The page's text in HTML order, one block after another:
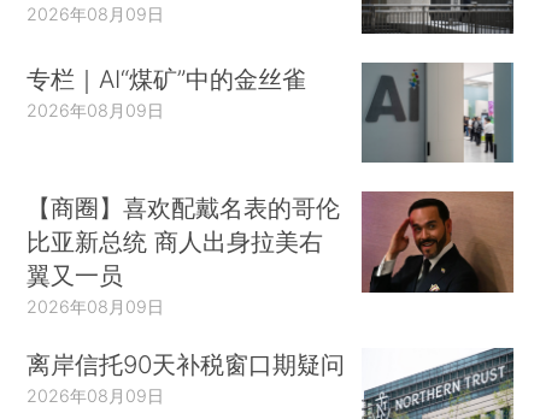
2026年08月09日
专栏｜AI“煤矿”中的金丝雀
2026年08月09日
【商圈】喜欢配戴名表的哥伦
比亚新总统 商人出身拉美右
翼又一员
2026年08月09日
离岸信托90天补税窗口期疑问
2026年08月09日